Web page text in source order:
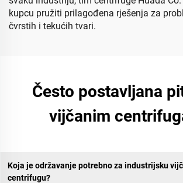
kupcu pružiti prilagođena rješenja za
čvrstih i tekućih tvari.
Često postavljana
vijčanim
Koja je održavanje potrebno za industrijsku
centrifugu?